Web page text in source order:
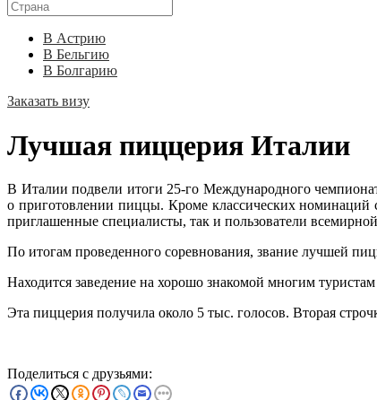
В Астрию
В Бельгию
В Болгарию
Заказать визу
Лучшая пиццерия Италии
В Италии подвели итоги 25-го Международного
о приготовлении пиццы. Кроме классических номинаций
приглашенные специалисты, так и пользователи
По итогам проведенного соревнования, звание лучшей
Находится заведение на хорошо знакомой многим
Эта пиццерия получила около 5 тыс. голосов. Вторая
Поделиться с друзьями: